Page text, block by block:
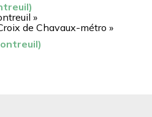
»
de Chavaux-métro »